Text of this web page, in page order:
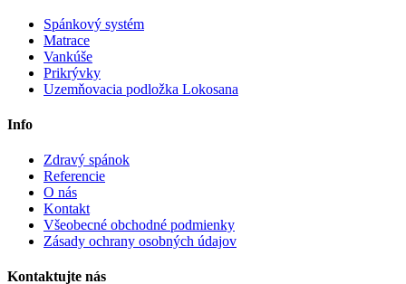
Spánkový systém
Matrace
Vankúše
Prikrývky
Uzemňovacia podložka Lokosana
Info
Zdravý spánok
Referencie
O nás
Kontakt
Všeobecné obchodné podmienky
Zásady ochrany osobných údajov
Kontaktujte nás